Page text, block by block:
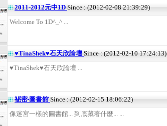
2011-2012元中1D Since : (2012-02-08 21:39:29)
Welcome To 1D^_^ ...
♥TinaShek♥石天欣論壇 Since : (2012-02-10 17:24:13)
♥TinaShek♥石天欣論壇 ...
袐密‧圖書館 Since : (2012-02-15 18:06:22)
像迷宮一樣的圖書館... 到底藏著什麼... ...